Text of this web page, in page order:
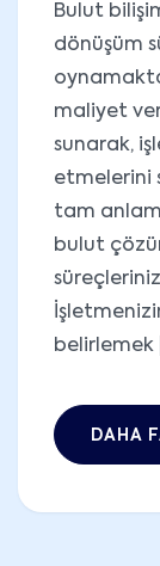
Bulut
dönüşüm
maliyet
sunarak,
etmelerini
tam
bulut
belirlemek
DAHA